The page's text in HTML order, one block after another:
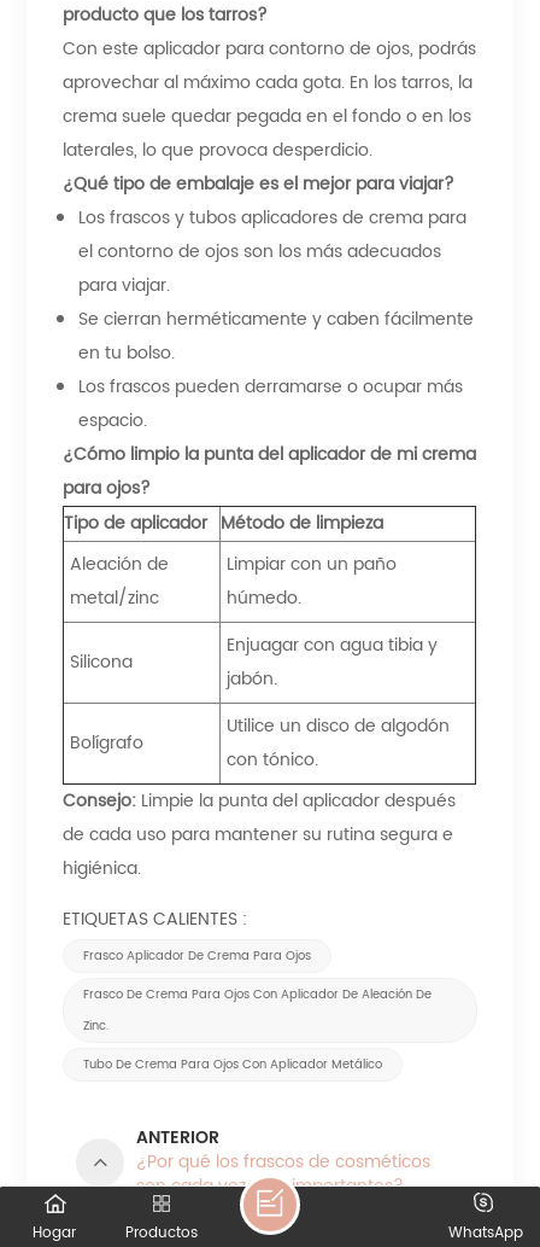
producto que los tarros?
Con este aplicador para contorno de ojos, podrás
aprovechar al máximo cada gota. En los tarros, la
crema suele quedar pegada en el fondo o en los
laterales, lo que provoca desperdicio.
¿Qué tipo de embalaje es el mejor para viajar?
Los frascos y tubos aplicadores de crema para
el contorno de ojos son los más adecuados
para viajar.
Se cierran herméticamente y caben fácilmente
en tu bolso.
Los frascos pueden derramarse o ocupar más
espacio.
¿Cómo limpio la punta del aplicador de mi crema
para ojos?
Tipo de aplicador Método de limpieza
Aleación de
metal/zinc
Limpiar con un paño
húmedo.
Silicona
Enjuagar con agua tibia y
jabón.
Bolígrafo
Utilice un disco de algodón
con tónico.
Consejo: Limpie la punta del aplicador después
de cada uso para mantener su rutina segura e
higiénica.
ETIQUETAS CALIENTES :
Frasco Aplicador De Crema Para Ojos
Frasco De Crema Para Ojos Con Aplicador De Aleación De
Zinc.
Tubo De Crema Para Ojos Con Aplicador Metálico
ANTERIOR
¿Por qué los frascos de cosméticos
son cada vez más importantes?
Hogar Productos WhatsApp